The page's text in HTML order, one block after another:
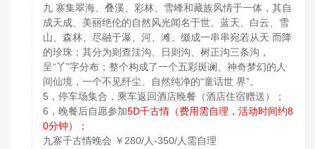
九 寨集翠海、叠溪、彩林、雪峰和藏族风情于一体，其自
成天成、美丽绝伦的自然风光闻名于世。蓝天、白云、雪
山、森林、尽融于瀑、河、滩、缀成一串串宛若从天 而降
的珍珠；其分为则查洼沟、日则沟、树正沟三条沟，
呈“丫”字分布；整个构成了一个五彩斑谰、神奇梦幻的人
间仙境，一个不见纤尘、自然纯净的“童话世 界”。
5，停车场集合，乘车返回酒店晚餐（酒店住宿赠送）；
6，晚餐后自愿参加5D千古情（费用需自理，活动时间约8
0分钟）；
九寨千古情晚会 ￥280/人-350/人需自理